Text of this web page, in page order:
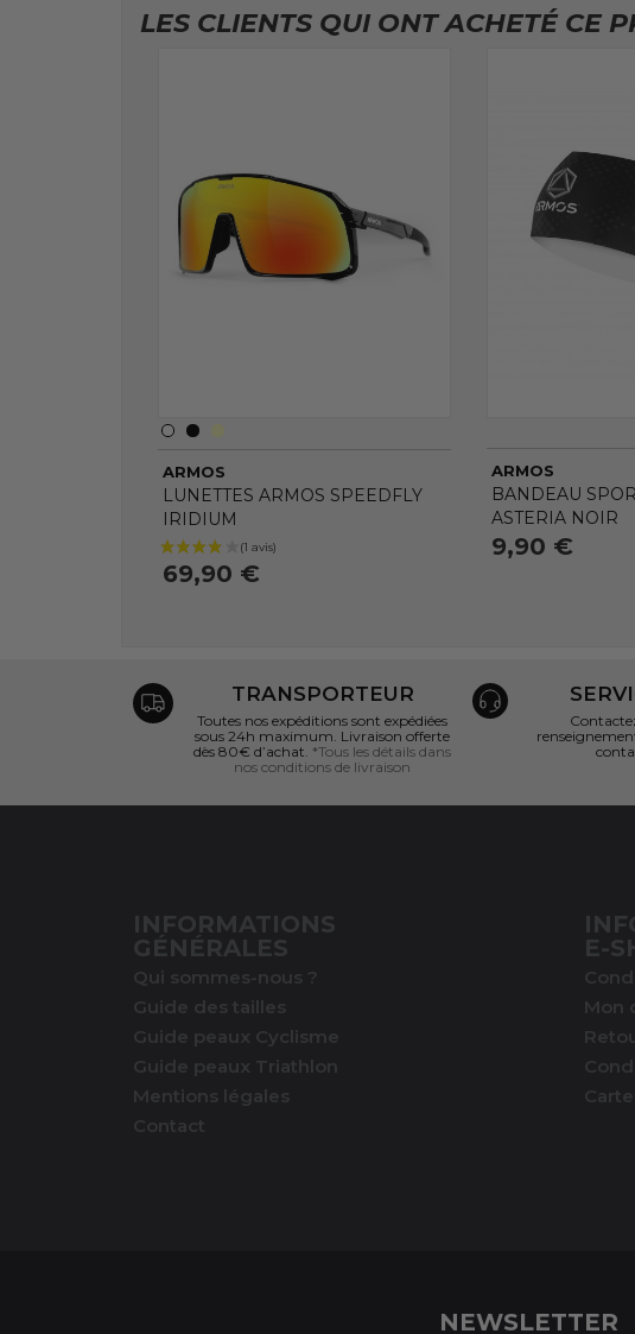
LES CLIENTS QUI ONT ACHETÉ CE
ARMOS
LUNETTES ARMOS SPEEDFLY
IRIDIUM
69,90 €
ARMOS
BANDEAU
ASTERIA NOIR
9,90 €
TRANSPORTEUR
Toutes nos expéditions sont expédiées
sous 24h maximum. Livraison offerte
dès 80€ d’achat. *Tous les détails dans
nos conditions de livraison
INFORMATIONS
GÉNÉRALES
Qui sommes-nous ?
Guide des tailles
Guide peaux Cyclisme
Guide peaux Triathlon
Mentions légales
Contact
E-
Mon
NEWSLETTER